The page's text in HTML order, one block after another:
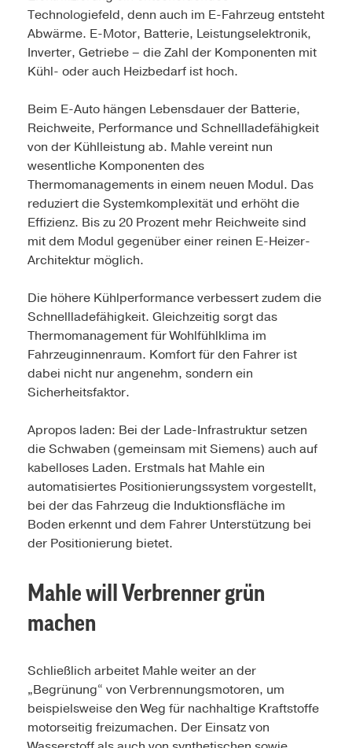
Technologiefeld, denn auch im E-Fahrzeug entsteht
Abwärme. E-Motor, Batterie, Leistungselektronik,
Inverter, Getriebe – die Zahl der Komponenten mit
Kühl- oder auch Heizbedarf ist hoch.
Beim E-Auto hängen Lebensdauer der Batterie,
Reichweite, Performance und Schnellladefähigkeit
von der Kühlleistung ab. Mahle vereint nun
wesentliche Komponenten des
Thermomanagements in einem neuen Modul. Das
reduziert die Systemkomplexität und erhöht die
Effizienz. Bis zu 20 Prozent mehr Reichweite sind
mit dem Modul gegenüber einer reinen E-Heizer-
Architektur möglich.
Die höhere Kühlperformance verbessert zudem die
Schnellladefähigkeit. Gleichzeitig sorgt das
Thermomanagement für Wohlfühlklima im
Fahrzeuginnenraum. Komfort für den Fahrer ist
dabei nicht nur angenehm, sondern ein
Sicherheitsfaktor.
Apropos laden: Bei der Lade-Infrastruktur setzen
die Schwaben (gemeinsam mit Siemens) auch auf
kabelloses Laden. Erstmals hat Mahle ein
automatisiertes Positionierungssystem vorgestellt,
bei der das Fahrzeug die Induktionsfläche im
Boden erkennt und dem Fahrer Unterstützung bei
der Positionierung bietet.
Mahle will Verbrenner grün
machen
Schließlich arbeitet Mahle weiter an der
„Begrünung“ von Verbrennungsmotoren, um
beispielsweise den Weg für nachhaltige Kraftstoffe
motorseitig freizumachen. Der Einsatz von